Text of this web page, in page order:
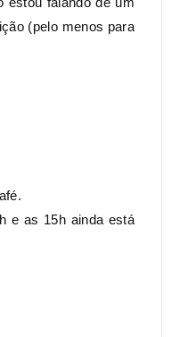
(pelo menos para
e as 15h ainda está